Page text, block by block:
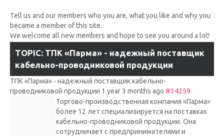
Tell us and our members who you are, what you like and why you
became a member of this site.
We welcome all new members and hope to see you around a lot!
TOPIC: ТПК «Парма» - надежный поставщик
кабельно-проводниковой продукции
ТПК «Парма» - надежный поставщик кабельно-
проводниковой продукции 1 year 3 months ago #14259
Торгово-производственная компания «Парма»
более 12 лет специализируется на поставках
кабельно-проводниковой продукции. Она
сотрудничает с предпринимателями и